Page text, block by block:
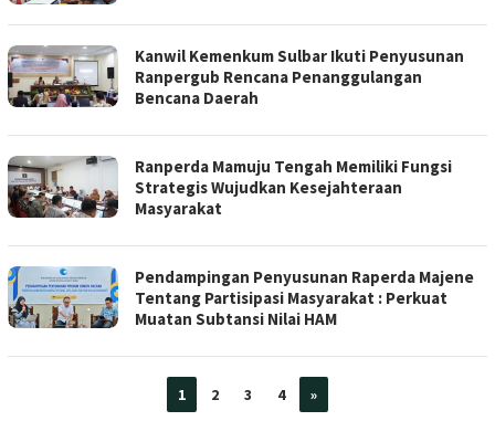
Kanwil Kemenkum Sulbar Ikuti Penyusunan
Ranpergub Rencana Penanggulangan
Bencana Daerah
Ranperda Mamuju Tengah Memiliki Fungsi
Strategis Wujudkan Kesejahteraan
Masyarakat
Pendampingan Penyusunan Raperda Majene
Tentang Partisipasi Masyarakat : Perkuat
Muatan Subtansi Nilai HAM
1 2 3 4 »